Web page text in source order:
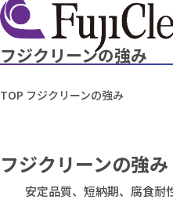
フジクリーンの強み
TOP フジクリーンの強み
フジクリーンの強み
安定品質、短納期、腐食耐